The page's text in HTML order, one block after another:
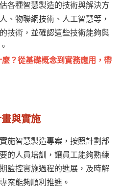
各種智慧製造的技術與解決方
、物聯網技術、人工智慧等，
技術，並確認這些技術能夠與
麼？從基礎概念到實務應用，帶
與實施
施智慧製造專案，按照計劃部
的人員培訓，讓員工能夠熟練
監控實施過程的進展，及時解
案能夠順利推進。